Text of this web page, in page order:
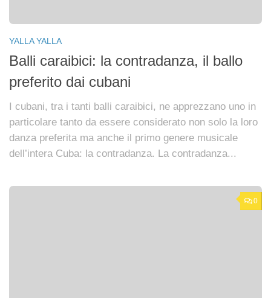
YALLA YALLA
Balli caraibici: la contradanza, il ballo
preferito dai cubani
I cubani, tra i tanti balli caraibici, ne apprezzano uno in
particolare tanto da essere considerato non solo la loro
danza preferita ma anche il primo genere musicale
dell’intera Cuba: la contradanza. La contradanza...
0